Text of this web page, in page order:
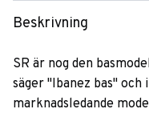
Beskrivning
SR är nog den
säger "Ibanez bas"
marknadsledande